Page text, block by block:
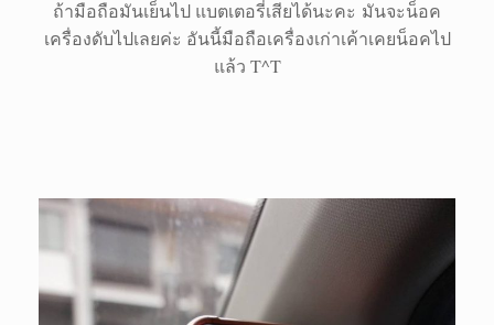
ถ้ามือถือมันเย็นไป แบตเตอรี่เสียได้นะคะ มันจะน็อค
เครื่องดับไปเลยค่ะ อันนี้มือถือเครื่องเก่าเค้าเคยน็อคไป
แล้ว T^T